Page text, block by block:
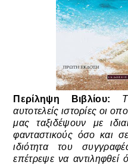
Περίληψη Βιβλίου:
αυτοτελείς ιστορίες οι
μας ταξιδέψουν με
φανταστικούς όσο και
ιδιότητα του
επέτρεψε να αντιληφθεί